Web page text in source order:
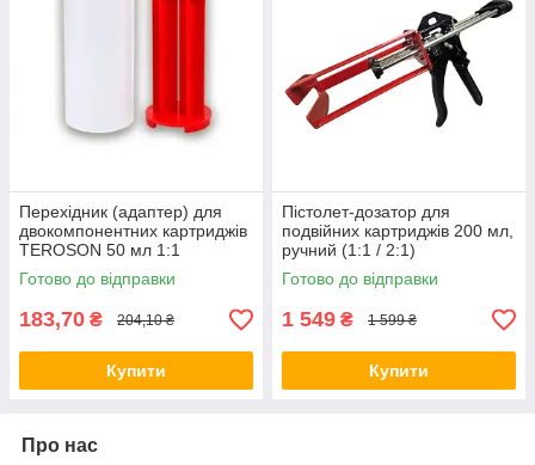
Перехідник (адаптер) для
двокомпонентних картриджів
TEROSON 50 мл 1:1
(476895)
Готово до відправки
183,70 ₴ 204,10 ₴
Купити
Пістолет-дозатор для
подвійних картриджів 200 мл,
ручний (1:1 / 2:1)
Готово до відправки
1 549 ₴ 1 599 ₴
Купити
Про нас